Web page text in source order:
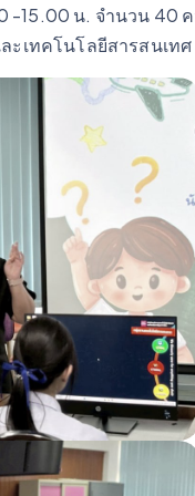
-15.00 น. จำนวน 40
ะเทคโนโลยีสารสนเทศ